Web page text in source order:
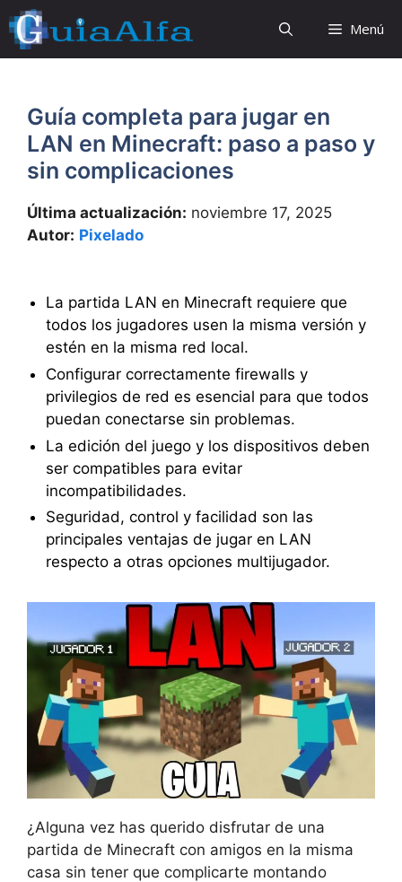
Saltar
al
contenido
Menú
Guía completa para jugar en
LAN en Minecraft: paso a paso y
sin complicaciones
Última actualización: noviembre 17, 2025
Autor: Pixelado
La partida LAN en Minecraft requiere que
todos los jugadores usen la misma versión y
estén en la misma red local.
Configurar correctamente firewalls y
privilegios de red es esencial para que todos
puedan conectarse sin problemas.
La edición del juego y los dispositivos deben
ser compatibles para evitar
incompatibilidades.
Seguridad, control y facilidad son las
principales ventajas de jugar en LAN
respecto a otras opciones multijugador.
¿Alguna vez has querido disfrutar de una
partida de Minecraft con amigos en la misma
casa sin tener que complicarte montando